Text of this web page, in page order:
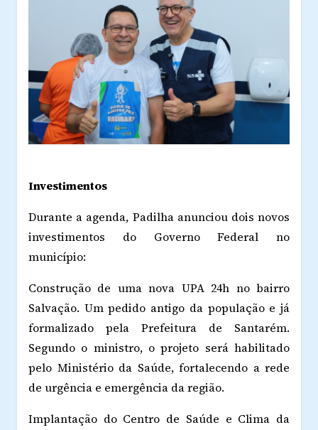
Investimentos
Durante a agenda, Padilha anunciou dois novos
investimentos do Governo Federal no
município:
Construção de uma nova UPA 24h no bairro
Salvação. Um pedido antigo da população e já
formalizado pela Prefeitura de Santarém.
Segundo o ministro, o projeto será habilitado
pelo Ministério da Saúde, fortalecendo a rede
de urgência e emergência da região.
Implantação do Centro de Saúde e Clima da